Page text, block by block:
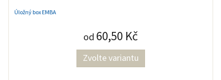
Úložný box EMBA
od 60,50 Kč
Zvolte variantu